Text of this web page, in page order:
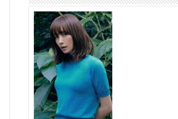
Наадмын амралтын өдрүүдэд
нийслэлийн эрүүл мэндийн
байгууллагууд дараах
хуваарийн дагуу ажиллана
2026 оны 7 сар 15 / 11 цаг 18 минут
Үндэсний их баяр наадам
эхэллээ
2026 оны 7 сар 15 / 11 цаг 14 минут
Үер усны аюулаас сэргийлж, нийслэлийн Онцгой
байдлын газрын 162 алба хаагч үүрэг гүйцэтгэж
байна